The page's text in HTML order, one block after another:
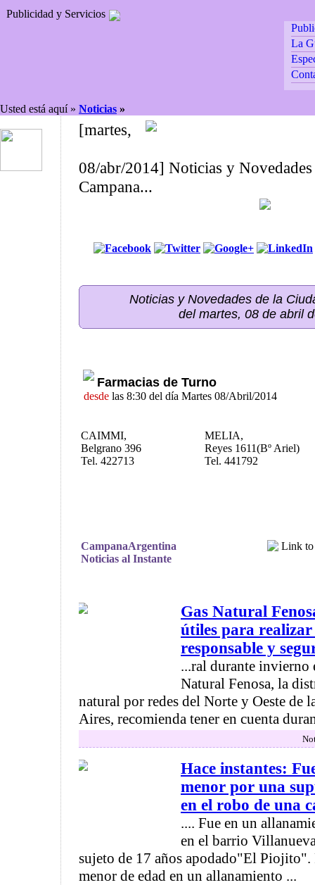
Publicidad y Servicios
La
Usted está aquí » Noticias »
[martes,
08/abr/2014] Noticias y
Campana...
Noticias y Novedades de la
del martes, 08 de abril
Farmacias de Turno
desde las 8:30 del día Martes 08/Abril/2014
CAIMMI,
Belgrano 396
Tel. 422713
MELIA,
Reyes 1611(Bº Ariel)
Tel. 441792
CampanaArgentina
Noticias al Instante
Gas Natural
útiles para
responsable y
...ral durante invierno
Natural Fenosa, la
natural por redes del Norte y Oeste de
Aires, recomienda tener en cuenta
Hace instantes:
menor por una
en el robo de una
.... Fue en un
en el barrio
sujeto de 17 años apodado"El Piojito".
menor de edad en un allanamiento ...